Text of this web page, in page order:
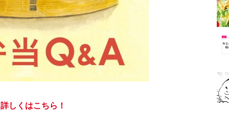
詳しくはこちら！